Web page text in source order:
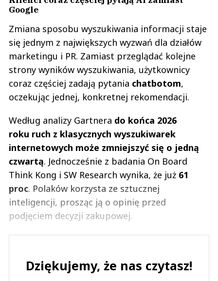
Google
Zmiana sposobu wyszukiwania informacji staje
się jednym z największych wyzwań dla działów
marketingu i PR. Zamiast przeglądać kolejne
strony wyników wyszukiwania, użytkownicy
coraz częściej zadają pytania chatbotom,
oczekując jednej, konkretnej rekomendacji.
Według analizy Gartnera do końca 2026
roku ruch z klasycznych wyszukiwarek
internetowych może zmniejszyć się o jedną
czwartą. Jednocześnie z badania On Board
Think Kong i SW Research wynika, że już 61
proc. Polaków korzysta ze sztucznej
inteligencji, prosząc ją o opinię przed
podjęciem decyzji zakupowej.
Dziękujemy, że nas czytasz!